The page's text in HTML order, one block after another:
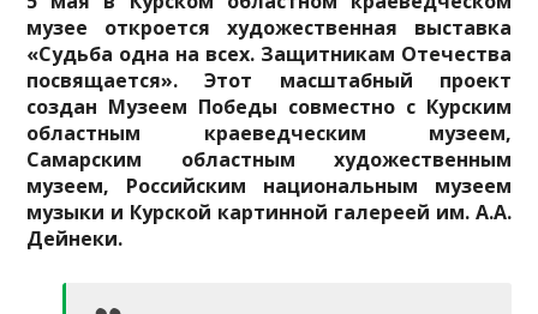
музее откроется художественная выставка
«Судьба одна на всех. Защитникам Отечества
посвящается». Этот масштабный проект
создан Музеем Победы совместно с Курским
областным краеведческим музеем,
Самарским областным художественным
музеем, Российским национальным музеем
музыки и Курской картинной галереей им. А.А.
Дейнеки.